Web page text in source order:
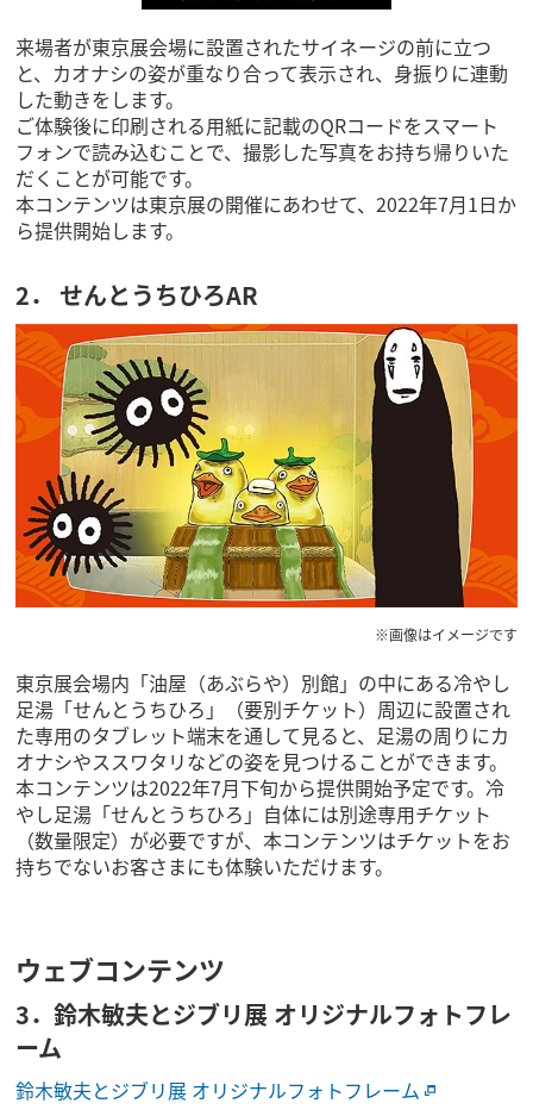
来場者が東京展会場に設置されたサイネージの前に立つ
と、カオナシの姿が重なり合って表示され、身振りに連動
した動きをします。
ご体験後に印刷される用紙に記載のQRコードをスマート
フォンで読み込むことで、撮影した写真をお持ち帰りいた
だくことが可能です。
本コンテンツは東京展の開催にあわせて、2022年7月1日か
ら提供開始します。
2． せんとうちひろAR
※画像はイメージです
東京展会場内「油屋（あぶらや）別館」の中にある冷やし
足湯「せんとうちひろ」（要別チケット）周辺に設置され
た専用のタブレット端末を通して見ると、足湯の周りにカ
オナシやススワタリなどの姿を見つけることができます。
本コンテンツは2022年7月下旬から提供開始予定です。冷
やし足湯「せんとうちひろ」自体には別途専用チケット
（数量限定）が必要ですが、本コンテンツはチケットをお
持ちでないお客さまにも体験いただけます。
ウェブコンテンツ
3．鈴木敏夫とジブリ展 オリジナルフォトフレ
ーム
鈴木敏夫とジブリ展 オリジナルフォトフレーム